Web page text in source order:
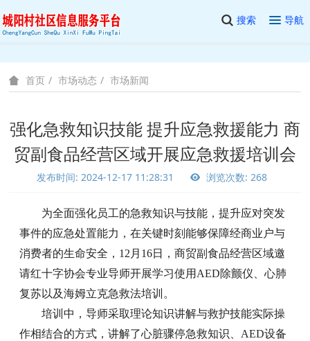
搜索 导航
首页 市场动态 市场新闻
强化急救知识技能 提升应急救援能力 商
贸副食品经营区域开展应急救援培训会
发布时间: 2024-12-17 11:28:31 浏览次数: 268
为全面强化员工的急救知识与技能，提升应对突发
事件的应急处置能力，在关键时刻能够保障经商业户与
消费者的生命安全， 12月16日，商贸副食品经营区域邀
请红十字协会专业导师开展学习使用AED除颤仪、心肺
复苏以及海姆立克急救法培训。
培训中，导师采取理论知识讲解与救护技能实际操
作相结合的方式，讲解了心脏骤停急救知识、AED设备